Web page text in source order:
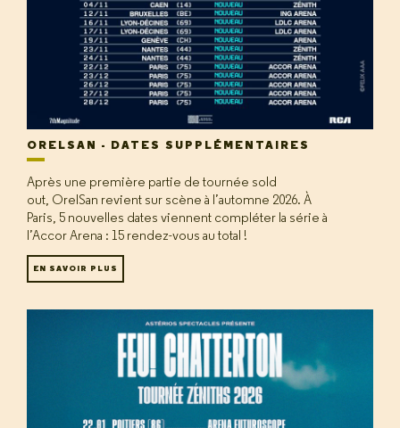
ORELSAN - DATES SUPPLÉMENTAIRES
Après une première partie de tournée sold
out, OrelSan revient sur scène à l’automne 2026. À
Paris, 5 nouvelles dates viennent compléter la série à
l’Accor Arena : 15 rendez-vous au total !
EN SAVOIR PLUS